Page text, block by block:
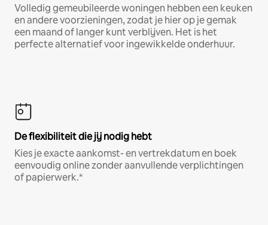
Volledig gemeubileerde woningen hebben een keuken
en andere voorzieningen, zodat je hier op je gemak
een maand of langer kunt verblijven. Het is het
perfecte alternatief voor ingewikkelde onderhuur.
De flexibiliteit die jij nodig hebt
Kies je exacte aankomst- en vertrekdatum en boek
eenvoudig online zonder aanvullende verplichtingen
of papierwerk.*